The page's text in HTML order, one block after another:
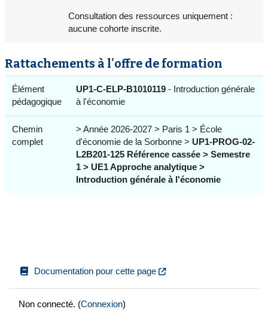
Consultation des ressources uniquement :
aucune cohorte inscrite.
Rattachements à l'offre de formation
Élément
pédagogique
UP1-C-ELP-B1010119 - Introduction générale
à l'économie
Chemin
complet
> Année 2026-2027 > Paris 1 > École
d'économie de la Sorbonne > UP1-PROG-02-
L2B201-125 Référence cassée > Semestre
1 > UE1 Approche analytique >
Introduction générale à l'économie
Documentation pour cette page
Non connecté. (Connexion)